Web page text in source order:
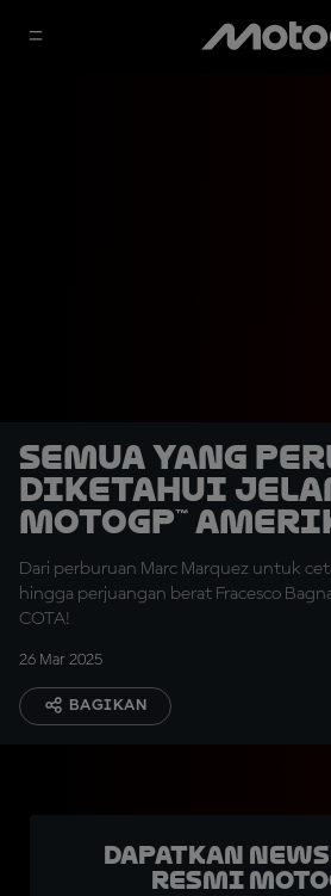
Semua yang
Diketahui
MotoGP™
Dari perburuan Marc Marquez untuk
hingga perjuangan berat Fracesco
COTA!
26 Mar 2025
BAGIKAN
Dapatkan
Resmi